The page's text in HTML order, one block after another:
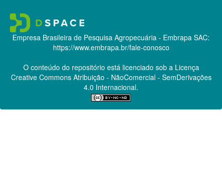
Empresa Brasileira de Pesquisa Agropecuária - Embrapa SAC:
https://www.embrapa.br/fale-conosco
O conteúdo do repositório está licenciado sob a Licença
Creative CommonsAtribuição - NãoComercial - SemDerivações
4.0 Internacional.